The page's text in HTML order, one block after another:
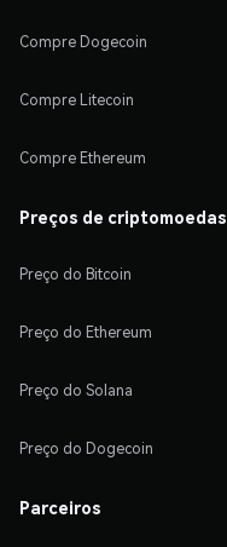
Compre Dogecoin
Compre Litecoin
Compre Ethereum
Preços de criptomoedas
Preço do Bitcoin
Preço do Ethereum
Preço do Solana
Preço do Dogecoin
Parceiros